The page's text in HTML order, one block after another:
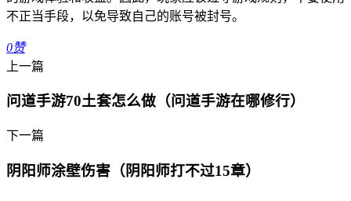
不正当手段，以免导致自己的账号被封号。
0赞
上一篇
问道手游70土套怎么做（问道手游在哪修行）
下一篇
阴阳师涂壁伤害（阴阳师打不过15章）